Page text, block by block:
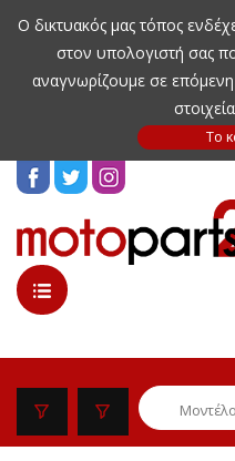
Ο δικτυακός μας τόπος
στον υπολογιστή σας
αναγνωρίζουμε σε